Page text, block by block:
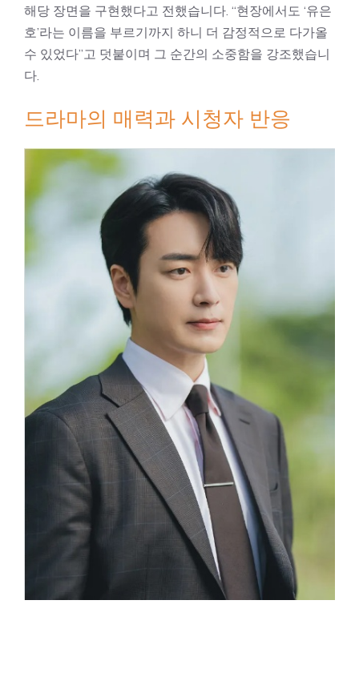
해당 장면을 구현했다고 전했습니다. “현장에서도 ‘유은
호’라는 이름을 부르기까지 하니 더 감정적으로 다가올
수 있었다”고 덧붙이며 그 순간의 소중함을 강조했습니
다.
드라마의 매력과 시청자 반응